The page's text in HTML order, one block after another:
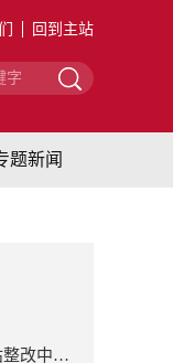
回到主站
题新闻
工作会议